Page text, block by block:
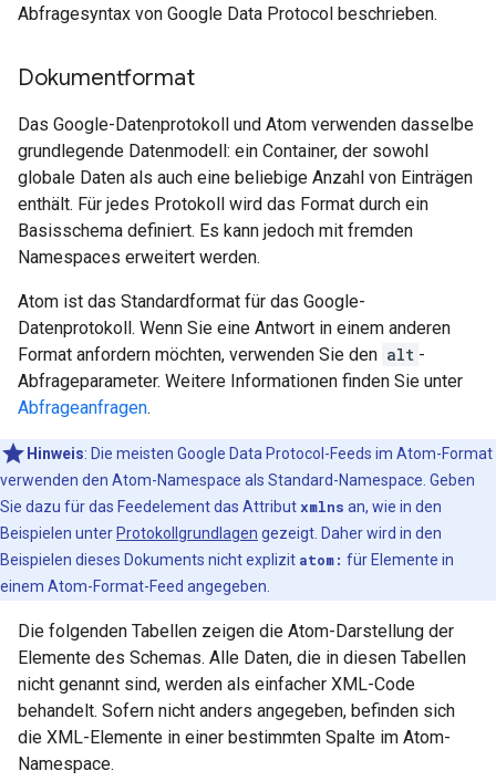
Abfragesyntax von Google Data Protocol beschrieben.
Dokumentformat
Das Google-Datenprotokoll und Atom verwenden dasselbe
grundlegende Datenmodell: ein Container, der sowohl
globale Daten als auch eine beliebige Anzahl von Einträgen
enthält. Für jedes Protokoll wird das Format durch ein
Basisschema definiert. Es kann jedoch mit fremden
Namespaces erweitert werden.
Atom ist das Standardformat für das Google-
Datenprotokoll. Wenn Sie eine Antwort in einem anderen
Format anfordern möchten, verwenden Sie den alt -
Abfrageparameter. Weitere Informationen finden Sie unter
Abfrageanfragen.
Hinweis: Die meisten Google Data Protocol-Feeds im Atom-Format
verwenden den Atom-Namespace als Standard-Namespace. Geben
Sie dazu für das Feedelement das Attribut xmlns an, wie in den
Beispielen unter Protokollgrundlagen gezeigt. Daher wird in den
Beispielen dieses Dokuments nicht explizit atom: für Elemente in
einem Atom-Format-Feed angegeben.
Die folgenden Tabellen zeigen die Atom-Darstellung der
Elemente des Schemas. Alle Daten, die in diesen Tabellen
nicht genannt sind, werden als einfacher XML-Code
behandelt. Sofern nicht anders angegeben, befinden sich
die XML-Elemente in einer bestimmten Spalte im Atom-
Namespace.